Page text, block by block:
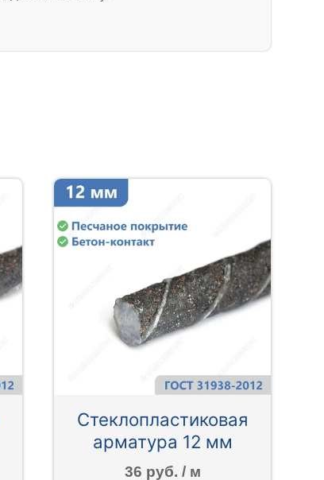
Стеклопластиковая
арматура 12 мм
36 руб. / м